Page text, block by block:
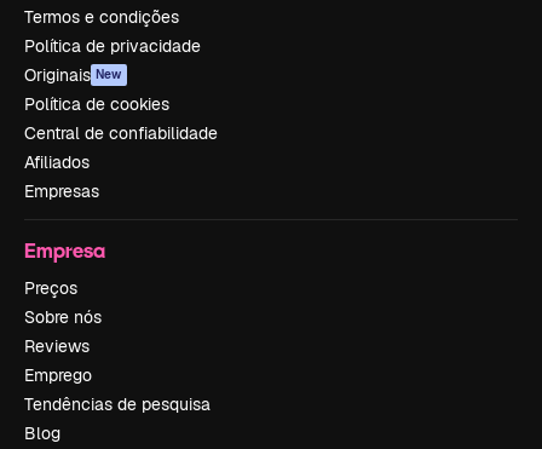
Termos e condições
Política de privacidade
Originais New
Política de cookies
Central de confiabilidade
Afiliados
Empresas
Empresa
Preços
Sobre nós
Reviews
Emprego
Tendências de pesquisa
Blog